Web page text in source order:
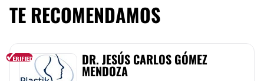
TE RECOMENDAMOS
DR. JESÚS CARLOS GÓMEZ
MENDOZA